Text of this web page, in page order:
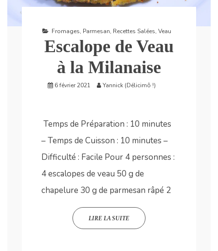
Fromages, Parmesan, Recettes Salées, Veau
Escalope de Veau
à la Milanaise
6 février 2021 Yannick (Délicimô !)
Temps de Préparation : 10 minutes
– Temps de Cuisson : 10 minutes –
Difficulté : Facile Pour 4 personnes :
4 escalopes de veau 50 g de
chapelure 30 g de parmesan râpé 2
LIRE LA SUITE